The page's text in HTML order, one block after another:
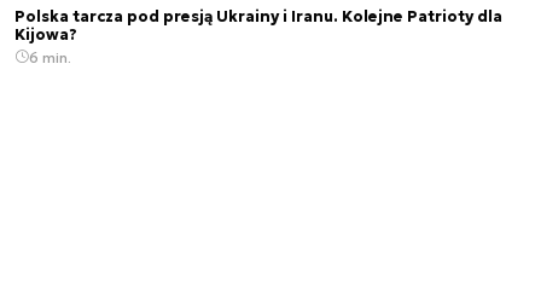
Polska tarcza pod presją Ukrainy i Iranu. Kolejne Patrioty dla
Kijowa?
6 min.